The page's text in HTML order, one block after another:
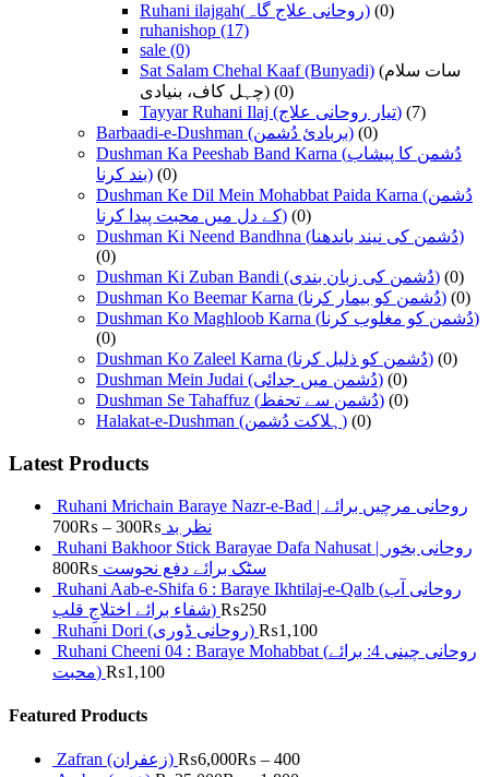
Ruhani ilajgah(روحانی علاج گاہ)
(0)
ruhanishop (17)
sale (0)
Sat Salam Chehal Kaaf (Bunyadi) (سات سلام
چہل کاف، بنیادی)
(0)
Tayyar Ruhani Ilaj (تیار روحانی علاج)
(7)
Barbaadi-e-Dushman (بربادیٔ دُشمن)
(0)
Dushman Ka Peeshab Band Karna (دُشمن کا پیشاب
بند کرنا)
(0)
Dushman Ke Dil Mein Mohabbat Paida Karna (دُشمن
کے دل میں محبت پیدا کرنا)
(0)
Dushman Ki Neend Bandhna (دُشمن کی نیند باندھنا)
(0)
Dushman Ki Zuban Bandi (دُشمن کی زبان بندی)
(0)
Dushman Ko Beemar Karna (دُشمن کو بیمار کرنا)
(0)
Dushman Ko Maghloob Karna (دُشمن کو مغلوب کرنا)
(0)
Dushman Ko Zaleel Karna (دُشمن کو ذلیل کرنا)
(0)
Dushman Mein Judai (دُشمن میں جدائی)
(0)
Dushman Se Tahaffuz (دُشمن سے تحفظ)
(0)
Halakat-e-Dushman (ہلاکت دُشمن)
(0)
Latest Products
Ruhani Mrichain Baraye Nazr-e-Bad | روحانی مرچیں برائے
نظر بد ₨
300
–
₨
700
Ruhani Bakhoor Stick Barayae Dafa Nahusat | روحانی بخور
سٹک برائے دفع نحوست ₨
800
Ruhani Aab-e-Shifa 6 : Baraye Ikhtilaj-e-Qalb (روحانی آب
شفاء برائے اختلاجِ قلب) ₨250
Ruhani Dori (روحانی ڈوری) ₨1,100
Ruhani Cheeni 04 : Baraye Mohabbat (روحانی چینی 4: برائے
محبت) ₨1,100
Featured Products
Zafran (زعفران) ₨ 400
–
₨
6,000